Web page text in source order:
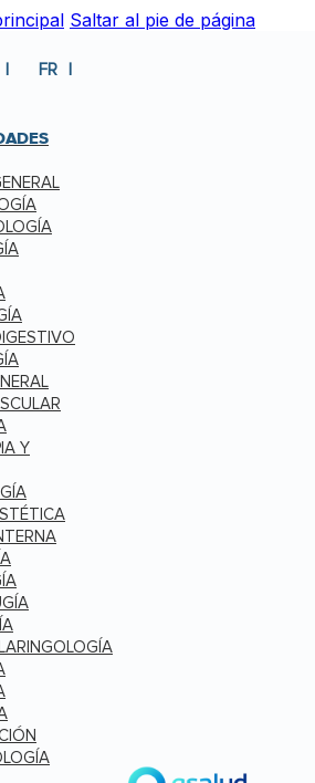
Saltar al pie de página
FR
Y